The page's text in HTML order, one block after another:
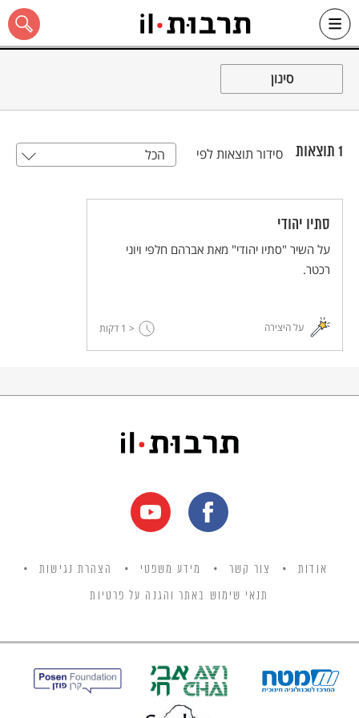
Skip
כל האתר
סינון
1 תוצאות סידור תוצאות לפי הכל
סתיו יהודי
על השיר "סתיו יהודי" מאת אברהם חלפי ויוני
רכטר.
על היצירה < 1 דקות
אודות צור קשר מידע משפטי הצהרת נגישות
תנאי שימוש באתר והגנה על פרטיות